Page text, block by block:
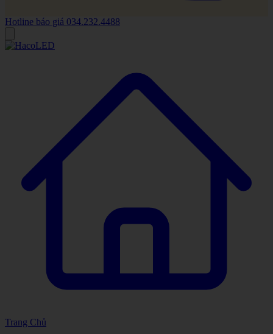
Hotline báo giá 034.232.4488
Trang Chủ